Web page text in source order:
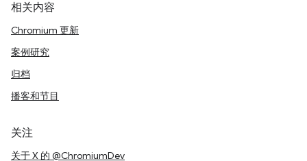
相关内容
Chromium 更新
案例研究
归档
播客和节目
关注
关于 X 的 @ChromiumDev